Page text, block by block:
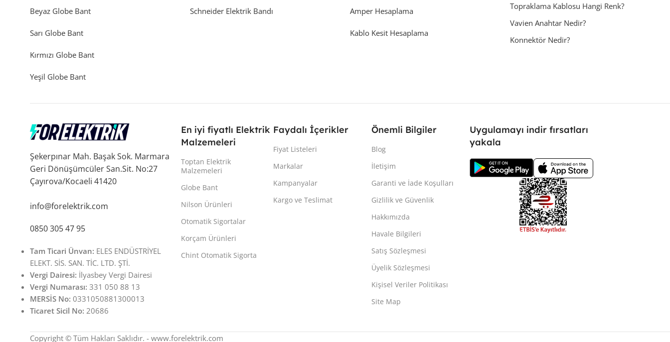
Beyaz Globe Bant
Sarı Globe Bant
Kırmızı Globe Bant
Yeşil Globe Bant
Schneider Elektrik Bandı Amper Hesaplama
Kablo Kesit Hesaplama
Topraklama Kablosu Hangi Renk?
Vavien Anahtar Nedir?
Konnektör Nedir?
Şekerpınar Mah. Başak Sok. Marmara
Geri Dönüşümcüler San.Sit. No:27
Çayırova/Kocaeli 41420
info@forelektrik.com
0850 305 47 95
Tam Ticari Ünvan: ELES ENDÜSTRİYEL
ELEKT. SİS. SAN. TİC. LTD. ŞTİ.
Vergi Dairesi: İlyasbey Vergi Dairesi
Vergi Numarası: 331 050 88 13
MERSİS No: 0331050881300013
Ticaret Sicil No: 20686
En iyi fiyatlı Elektrik
Malzemeleri
Toptan Elektrik
Malzemeleri
Globe Bant
Nilson Ürünleri
Otomatik Sigortalar
Korçam Ürünleri
Chint Otomatik Sigorta
Faydalı İçerikler
Fiyat Listeleri
Markalar
Kampanyalar
Kargo ve Teslimat
Önemli Bilgiler
Blog
İletişim
Garanti ve İade Koşulları
Gizlilik ve Güvenlik
Hakkımızda
Havale Bilgileri
Satış Sözleşmesi
Üyelik Sözleşmesi
Kişisel Veriler Politikası
Site Map
Uygulamayı indir fırsatları
yakala
Copyright © Tüm Hakları Saklıdır. - www.forelektrik.com